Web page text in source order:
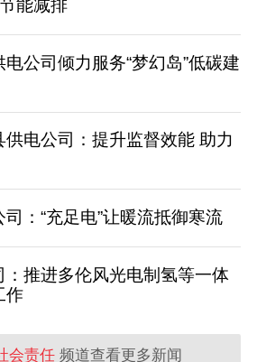
能减排
公司倾力服务“梦幻岛”低碳建
供电公司：提升监督效能 助力
：“充足电”让暖流抵御寒流
：推进多伦风光电制氢等一体
作
会责任 频道查看更多新闻